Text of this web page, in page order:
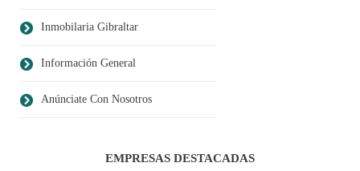
Inmobilaria Gibraltar
Información General
Anúnciate Con Nosotros
EMPRESAS DESTACADAS